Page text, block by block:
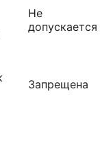
Не
допускается
Запрещена